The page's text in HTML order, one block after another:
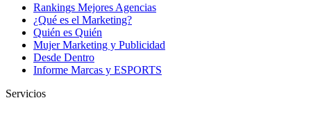
Rankings Mejores Agencias
¿Qué es el Marketing?
Quién es Quién
Mujer Marketing y Publicidad
Desde Dentro
Informe Marcas y ESPORTS
Servicios